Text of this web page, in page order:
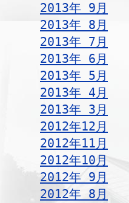
2013年 9月
2013年 8月
2013年 7月
2013年 6月
2013年 5月
2013年 4月
2013年 3月
2012年12月
2012年11月
2012年10月
2012年 9月
2012年 8月